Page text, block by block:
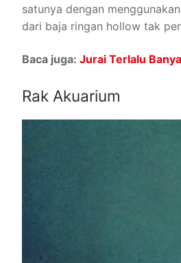
satunya dengan
dari baja ringan hollow tak
Baca juga: Jurai Terlalu
Rak Akuarium